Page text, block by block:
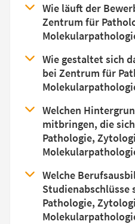
Wie läuft der
Zentrum für
Wie gestaltet sich
bei Zentrum für
Welchen
mitbringen, die
Pathologie,
Welche
Pathologie,